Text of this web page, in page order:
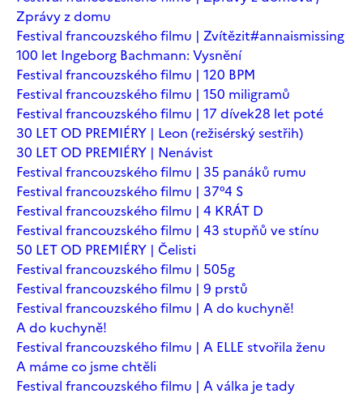
Zprávy z domu
Festival francouzského filmu | Zvítězit#annaismissing
100 let Ingeborg Bachmann: Vysnění
Festival francouzského filmu | 120 BPM
Festival francouzského filmu | 150 miligramů
Festival francouzského filmu | 17 dívek28 let poté
30 LET OD PREMIÉRY | Leon (režisérský sestřih)
30 LET OD PREMIÉRY | Nenávist
Festival francouzského filmu | 35 panáků rumu
Festival francouzského filmu | 37°4 S
Festival francouzského filmu | 4 KRÁT D
Festival francouzského filmu | 43 stupňů ve stínu
50 LET OD PREMIÉRY | Čelisti
Festival francouzského filmu | 505g
Festival francouzského filmu | 9 prstů
Festival francouzského filmu | A do kuchyně!
A do kuchyně!
Festival francouzského filmu | A ELLE stvořila ženu
A máme co jsme chtěli
Festival francouzského filmu | A válka je tady